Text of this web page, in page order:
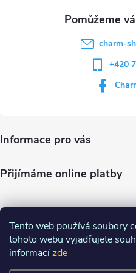
Tento web používá soubory
tohoto webu vyjadřujete
informacízde
charm-
+420
Informace pro vás
Přijímáme online platby